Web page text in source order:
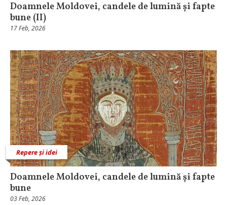
Doamnele Moldovei, candele de lumină și fapte
bune (II)
17 Feb, 2026
Repere și idei
Doamnele Moldovei, candele de lumină și fapte
bune
03 Feb, 2026